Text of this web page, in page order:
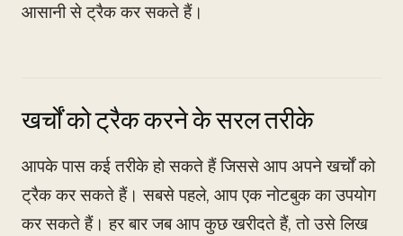
आसानी से ट्रैक कर सकते हैं।
खर्चों को ट्रैक करने के सरल तरीके
आपके पास कई तरीके हो सकते हैं जिससे आप अपने खर्चों को
ट्रैक कर सकते हैं। सबसे पहले, आप एक नोटबुक का उपयोग
कर सकते हैं। हर बार जब आप कुछ खरीदते हैं, तो उसे लिख